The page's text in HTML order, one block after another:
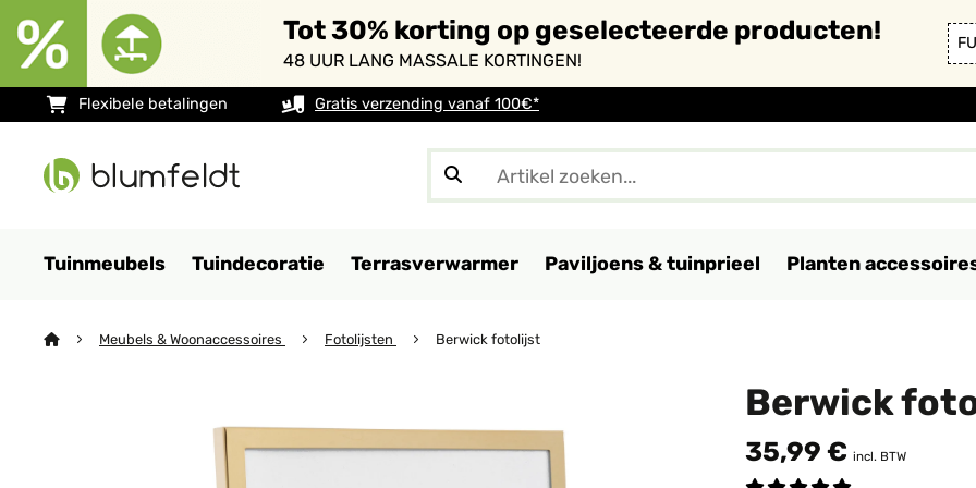
Tot 30% korting op geselecteerde producten!
48 UUR LANG MASSALE KORTINGEN!
Flexibele betalingen Gratis verzending vanaf 100€*
Tuinmeubels Tuindecoratie Terrasverwarmer Paviljoens & tuinprieel Planten
Meubels & Woonaccessoires Fotolijsten Berwick fotolijst
Berwick
35,99 € incl. BTW